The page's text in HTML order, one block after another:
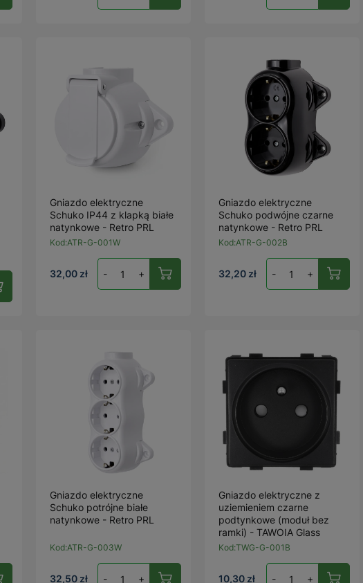
Gniazdo elektryczne
Schuko IP44 z klapką białe
natynkowe - Retro PRL
Kod:ATR-G-001W
32,00 zł - +
Gniazdo elektryczne
Schuko podwójne czarne
natynkowe - Retro PRL
Kod:ATR-G-002B
32,20 zł - +
Gniazdo elektryczne
Schuko potrójne białe
natynkowe - Retro PRL
Kod:ATR-G-003W
32,50 zł - +
Gniazdo elektryczne z
uziemieniem czarne
podtynkowe (moduł bez
ramki) - TAWOIA Glass
Kod:TWG-G-001B
10,30 zł - +